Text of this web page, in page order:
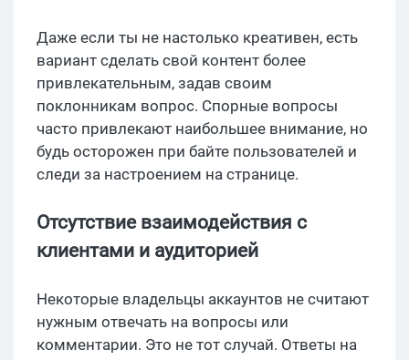
Даже если ты не настолько креативен, есть
вариант сделать свой контент более
привлекательным, задав своим
поклонникам вопрос. Спорные вопросы
часто привлекают наибольшее внимание, но
будь осторожен при байте пользователей и
следи за настроением на странице.
Отсутствие взаимодействия с
клиентами и аудиторией
Некоторые владельцы аккаунтов не считают
нужным отвечать на вопросы или
комментарии. Это не тот случай. Ответы на